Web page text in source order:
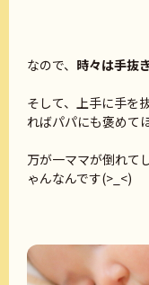
なので、 時々は手抜
そして、上手に手を
ればパパにも褒めて
万が一ママが倒れて
ゃんなんです(>_<)